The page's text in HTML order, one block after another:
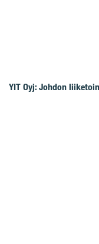
YIT Oyj: Johdon